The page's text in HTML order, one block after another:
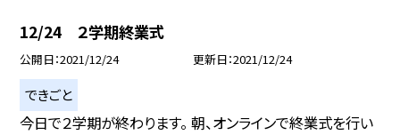
12/24 ２学期終業式
公開日 2021/12/24 更新日 2021/12/24
できごと
今日で２学期が終わります。 朝、オンラインで終業式を行い